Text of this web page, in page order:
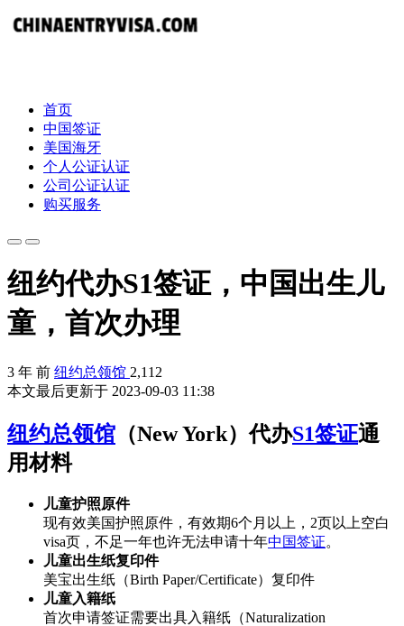
首页
中国签证
美国海牙
个人公证认证
公司公证认证
购买服务
纽约代办S1签证，中国出生儿
童，首次办理
3 年 前 纽约总领馆 2,112
本文最后更新于 2023-09-03 11:38
纽约总领馆 （New York）代办S1签证通
用材料
儿童护照原件
现有效美国护照原件，有效期6个月以上，2页以上空白
visa页，不足一年也许无法申请十年中国签证。
儿童出生纸复印件
美宝出生纸（Birth Paper/Certificate）复印件
儿童入籍纸
首次申请签证需要出具入籍纸（Naturalization